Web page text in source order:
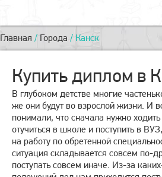
Главная / Города / Канск
Купить диплом в
В глубоком детстве многие
же они будут во взрослой жизни. И
понимали, что сначала нужно
отучиться в школе и поступить в
на работу по обретенной
ситуация складывается совсем по-
поступать совсем иначе. Из-за